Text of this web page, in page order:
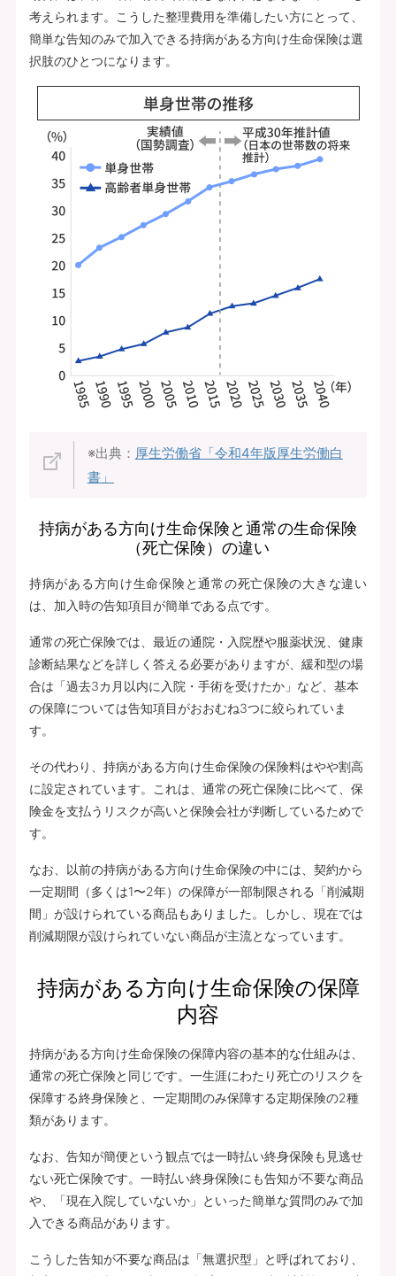
考えられます。こうした整理費用を準備したい方にとって、
簡単な告知のみで加入できる持病がある方向け生命保険は選
択肢のひとつになります。
※出典： 厚生労働省「令和4年版厚生労働白
書」
持病がある方向け生命保険と通常の生命保険
（死亡保険）の違い
持病がある方向け生命保険と通常の死亡保険の大きな違い
は、加入時の告知項目が簡単である点です。
通常の死亡保険では、最近の通院・入院歴や服薬状況、健康
診断結果などを詳しく答える必要がありますが、緩和型の場
合は「過去3カ月以内に入院・手術を受けたか」など、基本
の保障については告知項目がおおむね3つに絞られていま
す。
その代わり、持病がある方向け生命保険の保険料はやや割高
に設定されています。これは、通常の死亡保険に比べて、保
険金を支払うリスクが高いと保険会社が判断しているためで
す。
なお、以前の持病がある方向け生命保険の中には、契約から
一定期間（多くは1〜2年）の保障が一部制限される「削減期
間」が設けられている商品もありました。しかし、現在では
削減期限が設けられていない商品が主流となっています。
持病がある方向け生命保険の保障
内容
持病がある方向け生命保険の保障内容の基本的な仕組みは、
通常の死亡保険と同じです。一生涯にわたり死亡のリスクを
保障する終身保険と、一定期間のみ保障する定期保険の2種
類があります。
なお、告知が簡便という観点では一時払い終身保険も見逃せ
ない死亡保険です。一時払い終身保険にも告知が不要な商品
や、「現在入院していないか」といった簡単な質問のみで加
入できる商品があります。
こうした告知が不要な商品は「無選択型」と呼ばれており、